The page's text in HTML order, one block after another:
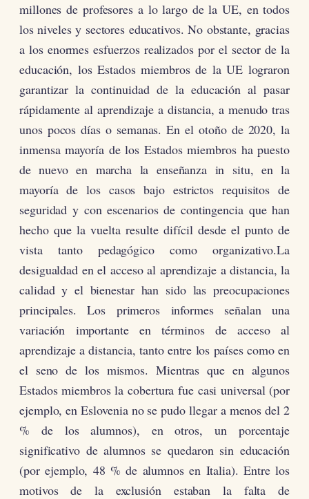
millones de profesores a lo largo de la UE, en todos
los niveles y sectores educativos. No obstante, gracias
a los enormes esfuerzos realizados por el sector de la
educación, los Estados miembros de la UE lograron
garantizar la continuidad de la educación al pasar
rápidamente al aprendizaje a distancia, a menudo tras
unos pocos días o semanas. En el otoño de 2020, la
inmensa mayoría de los Estados miembros ha puesto
de nuevo en marcha la enseñanza in situ, en la
mayoría de los casos bajo estrictos requisitos de
seguridad y con escenarios de contingencia que han
hecho que la vuelta resulte difícil desde el punto de
vista tanto pedagógico como organizativo.La
desigualdad en el acceso al aprendizaje a distancia, la
calidad y el bienestar han sido las preocupaciones
principales. Los primeros informes señalan una
variación importante en términos de acceso al
aprendizaje a distancia, tanto entre los países como en
el seno de los mismos. Mientras que en algunos
Estados miembros la cobertura fue casi universal (por
ejemplo, en Eslovenia no se pudo llegar a menos del 2
% de los alumnos), en otros, un porcentaje
significativo de alumnos se quedaron sin educación
(por ejemplo, 48 % de alumnos en Italia). Entre los
motivos de la exclusión estaban la falta de